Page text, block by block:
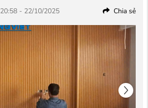
20:58 - 22/10/2025 Chia sẻ